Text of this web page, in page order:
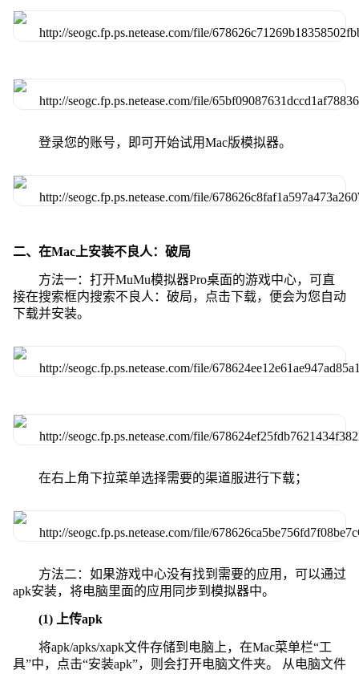
登录您的账号，即可开始试用Mac版模拟器。
二、在Mac上安装不良人：破局
方法一：打开MuMu模拟器Pro桌面的游戏中心，可直
接在搜索框内搜索不良人：破局，点击下载，便会为您自动
下载并安装。
在右上角下拉菜单选择需要的渠道服进行下载；
方法二：如果游戏中心没有找到需要的应用，可以通过
apk安装，将电脑里面的应用同步到模拟器中。
(1) 上传apk
将apk/apks/xapk文件存储到电脑上，在Mac菜单栏“工
具”中，点击“安装apk”，则会打开电脑文件夹。 从电脑文件